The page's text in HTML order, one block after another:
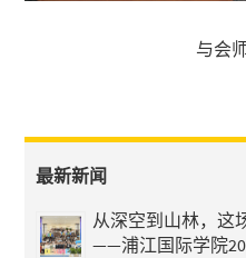
与会
最新新闻
从深空到山林，这
——浦江国际学院